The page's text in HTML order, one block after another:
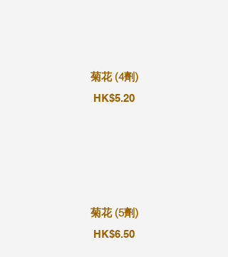
菊花 (4劑)
HK$5.20
菊花 (5劑)
HK$6.50